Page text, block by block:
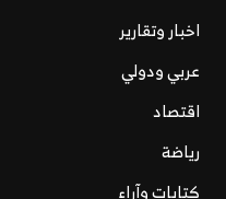
اخبار وتقارير
عربي ودولي
اقتصاد
رياضة
كتابات وآراء